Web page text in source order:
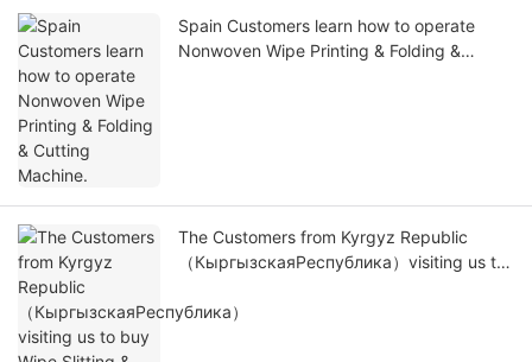
Spain Customers learn how to operate
Nonwoven Wipe Printing & Folding &
The Customers from Kyrgyz Republic
（КыргызскаяРеспублика）visiting us to
and Disposable Towel Machine.